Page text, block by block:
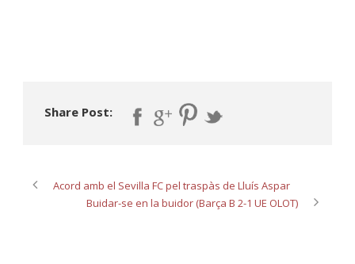
Share Post:
Acord amb el Sevilla FC pel traspàs de Lluís Aspar
Buidar-se en la buidor (Barça B 2-1 UE OLOT)